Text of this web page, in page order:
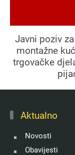
Javni poziv
montažne
trgovačke
Aktualno
Novosti
Obavijesti